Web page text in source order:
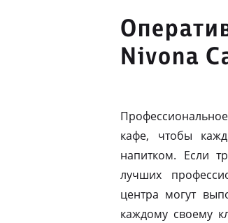
Nivona
кафе, чтобы
напитком. Если
лучших
центра могут
каждому своему